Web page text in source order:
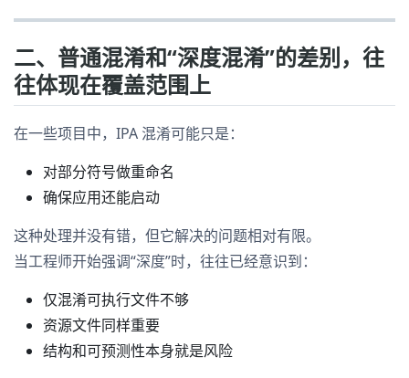
二、普通混淆和“深度混淆”的差别，往
往体现在覆盖范围上
在一些项目中，IPA 混淆可能只是：
对部分符号做重命名
确保应用还能启动
这种处理并没有错，但它解决的问题相对有限。
当工程师开始强调“深度”时，往往已经意识到：
仅混淆可执行文件不够
资源文件同样重要
结构和可预测性本身就是风险